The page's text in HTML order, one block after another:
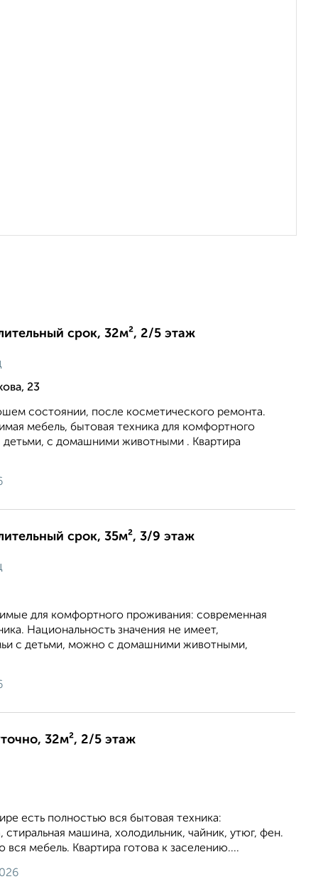
срок, 32м², 2/5 этаж
23
состоянии, после косметического ремонта.
мебель, бытовая техника для комфортного
с домашними животными . Квартира
срок, 35м², 3/9 этаж
для комфортного проживания: современная
Национальность значения не имеет,
с детьми, можно с домашними животными,
32м², 2/5 этаж
есть полностью вся бытовая техника:
стиральная машина, холодильник, чайник, утюг, фен.
вся мебель. Квартира готова к заселению....